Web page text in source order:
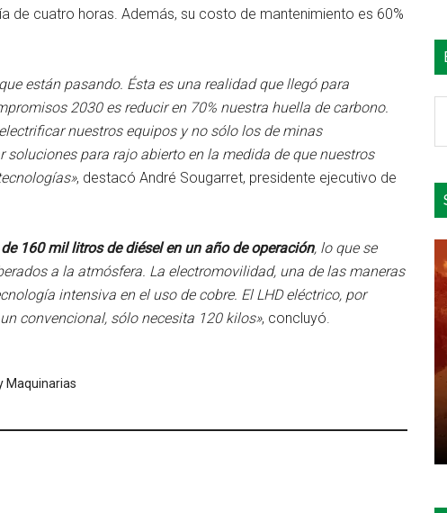
de cuatro horas. Además, su costo de mantenimiento es 60%
están pasando. Ésta es una realidad que llegó para
2030 es reducir en 70% nuestra huella de carbono.
nuestros equipos y no sólo los de minas
para rajo abierto en la medida de que nuestros
, destacó André Sougarret, presidente ejecutivo de
160 mil litros de diésel en un año de operación, lo que se
a la atmósfera. La electromovilidad, una de las maneras
intensiva en el uso de cobre. El LHD eléctrico, por
convencional, sólo necesita 120 kilos», concluyó.
Maquinarias